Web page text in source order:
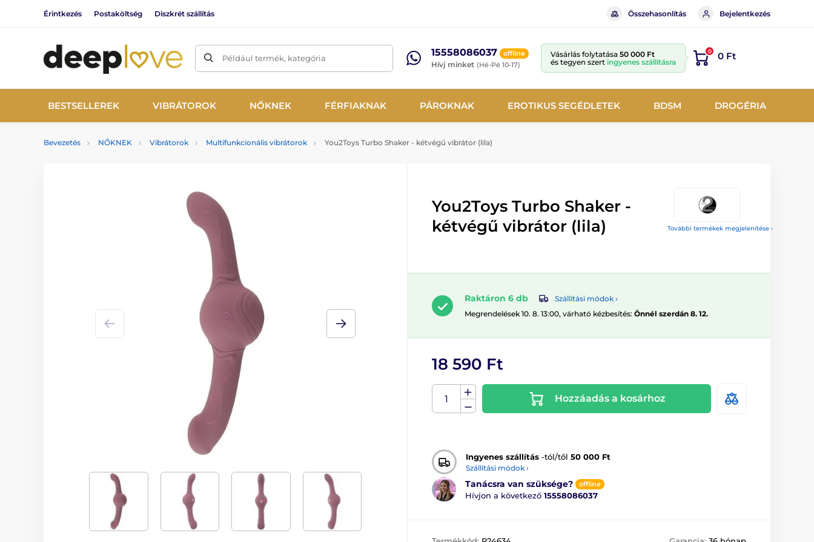
Érintkezés Postaköltség Diszkrét szállítás Összehasonlítás Bejelentkezés
Például termék, kategória 15558086037 offline
Hívj minket (Hé-Pé 10-17)
Vásárlás folytatása 50 000 Ft
és tegyen szert ingyenes szállításra
0 0 Ft
BESTSELLEREK VIBRÁTOROK NŐKNEK FÉRFIAKNAK PÁROKNAK EROTIKUS SEGÉDLETEK BDSM DROGÉRIA
Bevezetés NŐKNEK Vibrátorok Multifunkcionális vibrátorok You2Toys Turbo Shaker - kétvégű vibrátor (lila)
További termékek megjelenítése ›
You2Toys Turbo Shaker -
kétvégű vibrátor (lila)
Raktáron 6 db
Szállítási módok ›
Megrendelések 10. 8. 13:00, várható kézbesítés: Önnél szerdán 8. 12.
18 590 Ft
Hozzáadás a kosárhoz
Ingyenes szállítás -tól/től 50 000 Ft
Szállítási módok ›
Tanácsra van szüksége? offline
Hívjon a következő 15558086037